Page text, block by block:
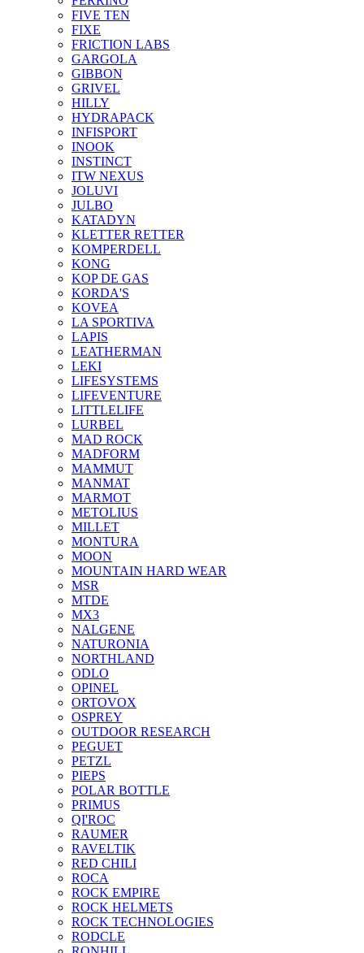
FIVE TEN
FIXE
FRICTION LABS
GARGOLA
GIBBON
GRIVEL
HILLY
HYDRAPACK
INFISPORT
INOOK
INSTINCT
ITW NEXUS
JOLUVI
JULBO
KATADYN
KLETTER RETTER
KOMPERDELL
KONG
KOP DE GAS
KORDA'S
KOVEA
LA SPORTIVA
LAPIS
LEATHERMAN
LEKI
LIFESYSTEMS
LIFEVENTURE
LITTLELIFE
LURBEL
MAD ROCK
MADFORM
MAMMUT
MANMAT
MARMOT
METOLIUS
MILLET
MONTURA
MOON
MOUNTAIN HARD WEAR
MSR
MTDE
MX3
NALGENE
NATURONIA
NORTHLAND
ODLO
OPINEL
ORTOVOX
OSPREY
OUTDOOR RESEARCH
PEGUET
PETZL
PIEPS
POLAR BOTTLE
PRIMUS
QI'ROC
RAUMER
RAVELTIK
RED CHILI
ROCA
ROCK EMPIRE
ROCK HELMETS
ROCK TECHNOLOGIES
RODCLE